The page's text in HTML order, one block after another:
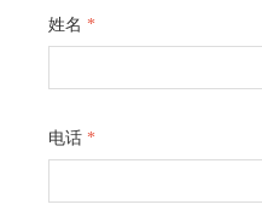
姓名 *
电话 *